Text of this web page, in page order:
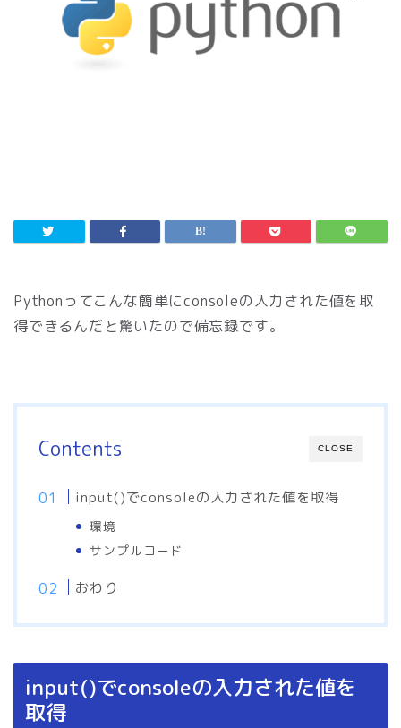
Pythonってこんな簡単にconsoleの入力された値を取
得できるんだと驚いたので備忘録です。
CLOSE
Contents
input()でconsoleの入力された値を取得
環境
サンプルコード
おわり
input()でconsoleの入力された値を
取得